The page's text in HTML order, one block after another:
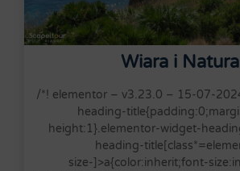
Wiara i Natura
/*! elementor – v3.23.0 – 15-07-
heading-
height:1}.elementor-widget-
heading-
size-]>a{color:inherit;font-